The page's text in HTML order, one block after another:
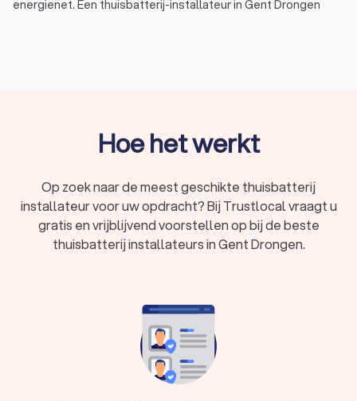
energienet. Een thuisbatterij-installateur in Gent Drongen
gemiddelde Trustlocal-score van een 8.9, gebaseerd op
veilige installatie. Lees de ervaringen van anderen in maar
liefst 3,798 reviews, vraag offertes aan en kies eenvoudig de
beste thuisbatterij-installateur.
om zelf opgewekte stroom op te slaan. Gewoonlijk stroomt
overtollige zonne-energie rechtstreeks naar het
elektriciteitsnet, maar met een thuisbatterij kunt u deze
energie opslaan voor later gebruik. Dit betekent dat u 's
avonds of op bewolkte dagen uw eigen energie kunt
Hoe het werkt
Op zoek naar de meest geschikte thuisbatterij
installateur voor uw opdracht? Bij Trustlocal vraagt u
gratis en vrijblijvend voorstellen op bij de beste
thuisbatterij installateurs in Gent Drongen.